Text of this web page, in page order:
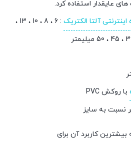
عایقدار استفاده کرد.
آلتا الکتریک
: 6 ، 8 ، 10 ، 13 ،
با روکش PVC
نسبت به سایز